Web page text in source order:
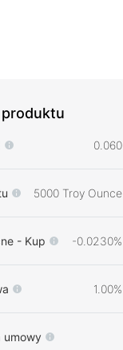
produktu
0.060
5000 Troy Ounce
- Kup -0.0230%
1.00%
umowy